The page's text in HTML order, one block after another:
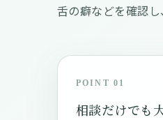
舌の癖などを確認
POINT 01
相談だけでも